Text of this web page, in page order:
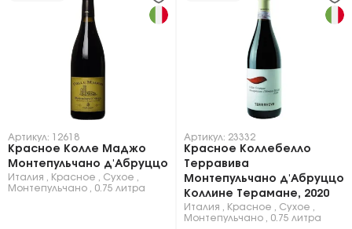
Артикул: 12618
Красное Колле Маджо
Монтепульчано д'Абруццо
Италия Красное Сухое
Монтепульчано
0.75 литра
Артикул: 23332
Красное Коллебелло
Терравива
Монтепульчано д'Абруццо
Коллине Терамане, 2020
Италия Красное Сухое
Монтепульчано
0.75 литра